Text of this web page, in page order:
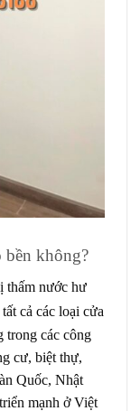
bền không?
thấm nước hư
cả các loại cửa
trong các công
cư, biệt thự,
Quốc, Nhật
mạnh ở Việt